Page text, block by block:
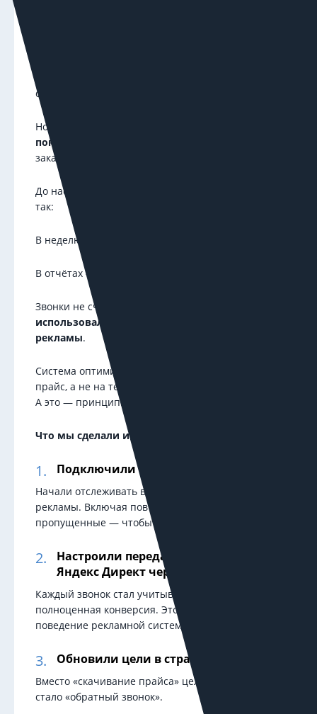
скачивали.
Но при этом клиент знал:
покупатели просто звонят
заказ срочный или сложный.
До настройки сквозной аналитики это выглядело
так:
В неделю — 4–5 звонков с рекламы;
В отчётах — только формы с сайта;
Звонки не считались заявками, а значит,
использовались для настройки и обучения
рекламы.
Система оптимизировалась на тех, кто скачал
прайс, а не на тех, кто реально звонил и покупал.
А это — принципиальная разница.
Что мы сделали и почему это сработало
Подключили Calltouch
Начали отслеживать все звонки, пришедшие с
рекламы. Включая повторные и даже
пропущенные — чтобы ничего не ускользнуло.
Настроили передачу данных в
Яндекс Директ через API
Каждый звонок стал учитываться как
полноценная конверсия. Это изменило
поведение рекламной системы.
Обновили цели в стратегиях
Вместо «скачивание прайса» целевым действием
стало «обратный звонок».